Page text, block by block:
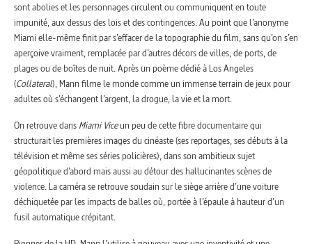
sont abolies et les personnages circulent ou communiquent en toute
impunité, aux dessus des lois et des contingences. Au point que l’anonyme
Miami elle-même finit par s’effacer de la topographie du film, sans qu’on s’en
aperçoive vraiment, remplacée par d’autres décors de villes, de ports, de
plages ou de boîtes de nuit. Après un poème dédié à Los Angeles
(Collateral), Mann filme le monde comme un immense terrain de jeux pour
adultes où s’échangent l’argent, la drogue, la vie et la mort.
On retrouve dans Miami Viceun peu de cette fibre documentaire qui
structurait les premières images du cinéaste (ses reportages, ses débuts à la
télévision et même ses séries policières), dans son ambitieux sujet
géopolitique d’abord mais aussi au détour des hallucinantes scènes de
violence. La caméra se retrouve soudain sur le siège arrière d’une voiture
déchiquetée par les impacts de balles où, portée à l’épaule à hauteur d’un
fusil automatique crépitant.